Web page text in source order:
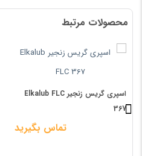
محصولات مرتبط
اسپری گریس زنجیر Elkalub FLC
367
تماس بگیرید